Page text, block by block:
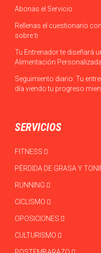
Abonas el Servicio
Rellenas el cuestionario
sobre ti
Tu Entrenador te diseñará
Alimentación
Seguimiento diario: Tu
día viendo tu progreso
SERVICIOS
FITNESS
PÉRDIDA DE GRASA Y
RUNNING
CICLISMO
OPOSICIONES
CULTURISMO